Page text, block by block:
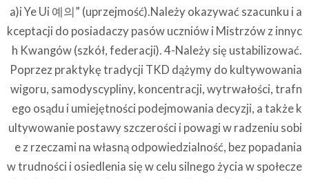
a)i Ye Ui 예의” (uprzejmość).Należy okazywać szacunku i a
kceptacji do posiadaczy pasów uczniów i Mistrzów z innyc
h Kwangów (szkół, federacji). 4-Należy się ustabilizować.
Poprzez praktykę tradycji TKD dążymy do kultywowania
wigoru, samodyscypliny, koncentracji, wytrwałości, trafn
ego osądu i umiejętności podejmowania decyzji, a także k
ultywowanie postawy szczerości i powagi w radzeniu sobi
e z rzeczami na własną odpowiedzialność, bez popadania
w trudności i osiedlenia się w celu silnego życia w społecze